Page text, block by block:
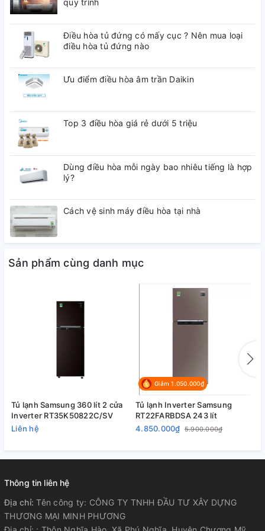
66.3 cm – Nặng 61.5 kg
Nơi sản xuất:Việt Nam
Dòng sản phẩm:2020
Bảo hành chính hãng:24 tháng
quy trình
Điều hòa tủ đứng có mấy cục ? Nên mua loại
điều hòa tủ đứng nào
Ưu điểm điều hòa âm trần Daikin
Top 3 điều hòa giá rẻ dưới 5 triệu
Dùng điều hòa mỗi ngày bao nhiêu tiếng là hợp
lý?
Cách vệ sinh máy điều hòa tại nhà
Sản phẩm cùng danh mục
Tủ lạnh Samsung 360 lít 2 cửa
Inverter RT35K50822C/SV
Liên hệ
Giảm 1.050.000₫
Tủ lạnh Inverter Samsung
RT22FARBDSA 243 lít
4.850.000₫ 5.900.000₫
Thông tin liên hệ
Địa chỉ:Tên công ty: CÔNG TY TNHH ĐẦU TƯ XÂY DỰNG
THƯƠNG MẠI MINH PHƯƠNG